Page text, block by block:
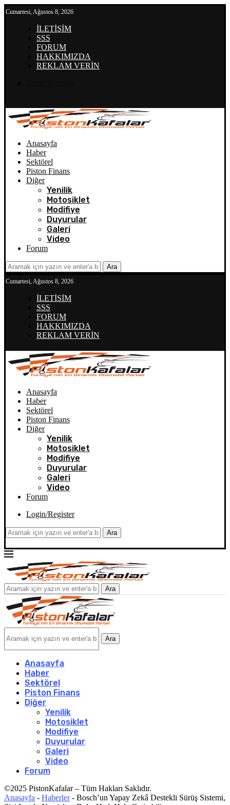
Cumartesi, Ağustos 8, 2026
İLETİŞİM
SSS
FORUM
HAKKIMIZDA
REKLAM VERİN
Anasayfa
Haber
Sektörel
Piston Finans
Diğer
Yenilik
Motosiklet
Modifiye
Duyurular
Galeri
Video
Forum
Ara
Cumartesi, Ağustos 8, 2026
İLETİŞİM
SSS
FORUM
HAKKIMIZDA
REKLAM VERİN
Anasayfa
Haber
Sektörel
Piston Finans
Diğer
Yenilik
Motosiklet
Modifiye
Duyurular
Galeri
Video
Forum
Login/Register
Ara
Ara
Ara
Anasayfa
Haber
Sektörel
Piston Finans
Diğer
Yenilik
Motosiklet
Modifiye
Duyurular
Galeri
Video
Forum
©2025 PistonKafalar – Tüm Hakları Saklıdır.
Anasayfa - Haberler- Bosch’un Yapay Zekâ Destekli Sürüş Sistemi,